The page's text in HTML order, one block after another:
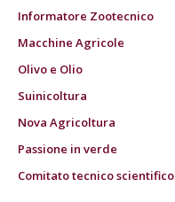
Informatore Zootecnico
Macchine Agricole
Olivo e Olio
Suinicoltura
Nova Agricoltura
Passione in verde
Comitato tecnico scientifico